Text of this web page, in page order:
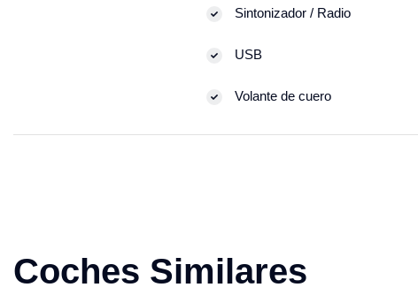
Sintonizador / Radio
USB
Volante de cuero
Coches Similares